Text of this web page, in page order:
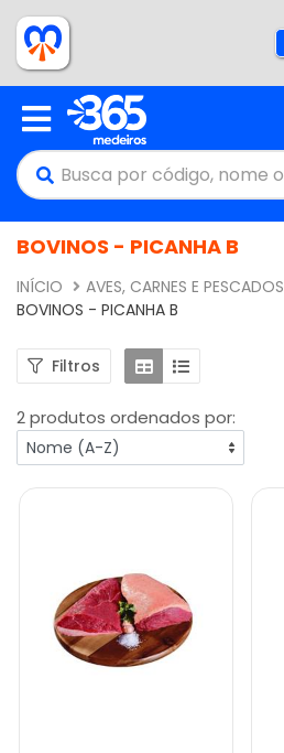
BOVINOS - PICANHA B
INÍCIO
AVES, CARNES E PESCADOS
BOVINOS - PICANHA B
Filtros
2 produtos ordenados por: